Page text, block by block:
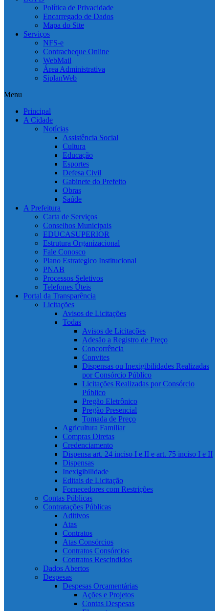
Política de Privacidade
Encarregado de Dados
Mapa do Site
Serviços
NFS-e
Contracheque Online
WebMail
Área Administrativa
SiplanWeb
Menu
Principal
A Cidade
Notícias
Assistência Social
Cultura
Educação
Esportes
Defesa Civil
Gabinete do Prefeito
Obras
Saúde
A Prefeitura
Carta de Serviços
Conselhos Municipais
EDUCASUPERIOR
Estrutura Organizacional
Fale Conosco
Plano Estrategico Institucional
PNAB
Processos Seletivos
Telefones Úteis
Portal da Transparência
Licitações
Avisos de Licitações
Todas
Avisos de Licitações
Adesão a Registro de Preço
Concorrência
Convites
Dispensas ou Inexigibilidades Realizadas
por Consórcio Público
Licitações Realizadas por Consórcio
Público
Pregão Eletrônico
Pregão Presencial
Tomada de Preço
Agricultura Familiar
Compras Diretas
Credenciamento
Dispensa art. 24 inciso I e II e art. 75 inciso I e II
Dispensas
Inexigibilidade
Editais de Licitação
Fornecedores com Restrições
Contas Públicas
Contratações Públicas
Aditivos
Atas
Contratos
Atas Consórcios
Contratos Consórcios
Contratos Rescindidos
Dados Abertos
Despesas
Despesas Orçamentárias
Ações e Projetos
Contas Despesas